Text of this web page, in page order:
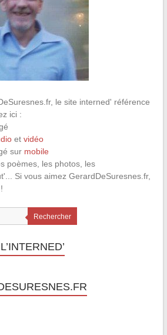
le site interned' référence
ici :
et vidéo
sur mobile
poèmes, les photos, les
Si vous aimez GerardDeSuresnes.fr,
Rechercher